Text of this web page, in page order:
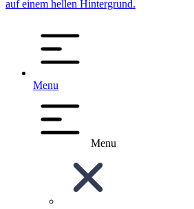
Menu
Menu